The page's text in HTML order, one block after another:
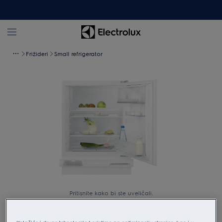
Frižideri Small refrigerator
Pritisnite kako bi ste uveličali.